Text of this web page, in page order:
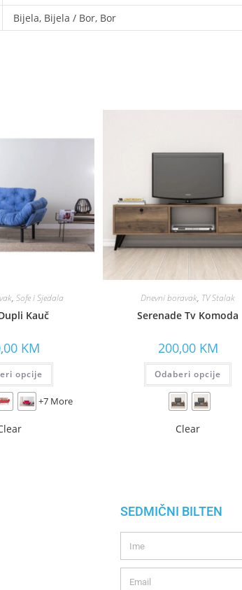
Bijela, Bijela / Bor, Bor
, Sofe i Sjedala
Kauč
KM
opcije
+7 More
Dnevni boravak, TV Stalak
Serenade Tv Komoda
200,00 KM
Odaberi opcije
Clear
SEDMIČNI BILTEN